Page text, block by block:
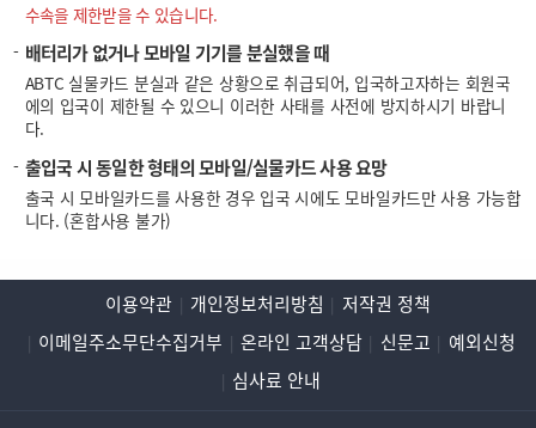
수속을 제한받을 수 있습니다.
배터리가 없거나 모바일 기기를 분실했을 때
ABTC 실물카드 분실과 같은 상황으로 취급되어, 입국하고자하는 회원국
에의 입국이 제한될 수 있으니 이러한 사태를 사전에 방지하시기 바랍니
다.
출입국 시 동일한 형태의 모바일/실물카드 사용 요망
출국 시 모바일카드를 사용한 경우 입국 시에도 모바일카드만 사용 가능합
니다. (혼합사용 불가)
이용약관 개인정보처리방침
저작권 정책
이메일주소무단수집거부
온라인 고객상담 신문고
예외신청
심사료 안내